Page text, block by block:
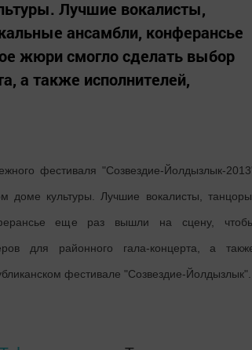
Лучшие вокалисты,
ансамбли, конферансье
жюри смогло сделать выбор
а также исполнителей,
фестиваля "Созвездие-Йолдызлык-
доме культуры. Лучшие вокалисты,
еще раз вышли на сцену,
для районного гала-концерта, а
фестивале "Созвездие-Йолдызлык".